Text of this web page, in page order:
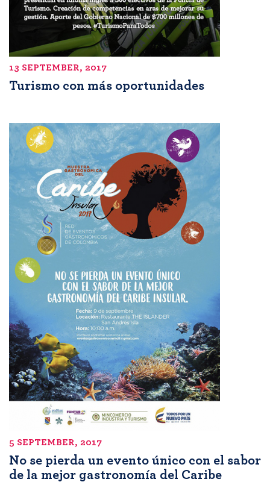
13 SEPTEMBER, 2017
Turismo con más oportunidades
5 SEPTEMBER, 2017
No se pierda un evento único con el sabor
de la mejor gastronomía del Caribe